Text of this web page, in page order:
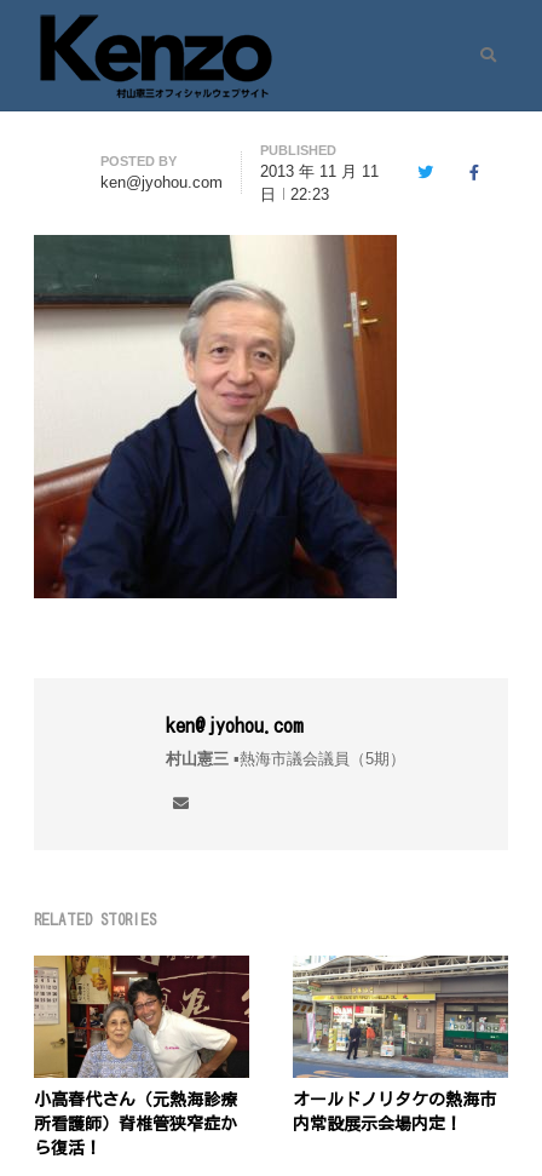
七転八起 – 村山憲三 Official Site
村山憲三ウェブサイト
Author
POSTED BY
ken@jyohou.com
PUBLISHED
2013 年 11 月 11
日
22:23
TwitterFacebook
ken@jyohou.com
村山憲三▪︎熱海市議会議員（5期）
RELATED STORIES
小高春代さん（元熱海診療
所看護師）脊椎管狭窄症か
ら復活！
オールドノリタケの熱海市
内常設展示会場内定！